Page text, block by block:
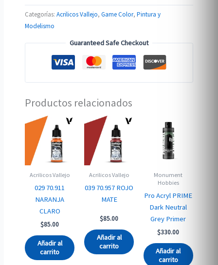
Categorías:Acrilicos Vallejo,Game Color,Pintura y
Modelismo
Guaranteed Safe Checkout
Productos relacionados
Acrilicos Vallejo
029 70.911
NARANJA
CLARO
$85.00
Añadir al
carrito
Acrilicos Vallejo
039 70.957 ROJO
MATE
$85.00
Añadir al
carrito
Monument
Hobbies
Pro Acryl PRIME
Dark Neutral
Grey Primer
$330.00
Añadir al
carrito